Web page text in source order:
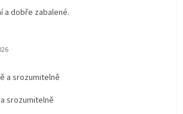
a dobře zabalené.
obchodu je 5 z 5 hvězdiček.
a srozumitelně
srozumitelně